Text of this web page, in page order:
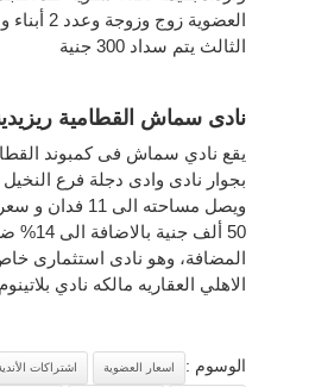
العضوية زوج
الثالث يتم سداد 300 جنية
نادى سماش القطامية
يقع نادي سماش فى كمبوند
بجوار نادى وادى دجلة فرع النخيل
ويصل مساحته الى
50 ألف جنية
المضافة، وهو نادى استثمارى
الاهلي العقاريه مالكه نادي
الوسوم : اسعار العضوية اشتراكات